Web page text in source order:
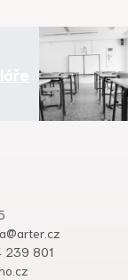
239 801